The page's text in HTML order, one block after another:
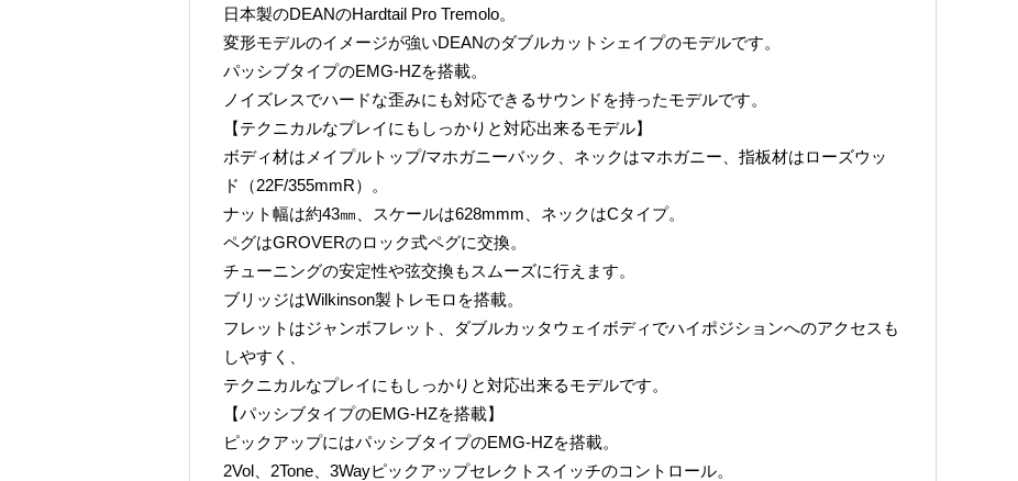
日本製のDEANのHardtail Pro Tremolo。
変形モデルのイメージが強いDEANのダブルカットシェイプのモデルです。
パッシブタイプのEMG-HZを搭載。
ノイズレスでハードな歪みにも対応できるサウンドを持ったモデルです。
【テクニカルなプレイにもしっかりと対応出来るモデル】
ボディ材はメイプルトップ/マホガニーバック、ネックはマホガニー、指板材はローズウッ
ド（22F/355mmR）。
ナット幅は約43㎜、スケールは628mmm、ネックはCタイプ。
ペグはGROVERのロック式ペグに交換。
チューニングの安定性や弦交換もスムーズに行えます。
ブリッジはWilkinson製トレモロを搭載。
フレットはジャンボフレット、ダブルカッタウェイボディでハイポジションへのアクセスも
しやすく、
テクニカルなプレイにもしっかりと対応出来るモデルです。
【パッシブタイプのEMG-HZを搭載】
ピックアップにはパッシブタイプのEMG-HZを搭載。
2Vol、2Tone、3Wayピックアップセレクトスイッチのコントロール。